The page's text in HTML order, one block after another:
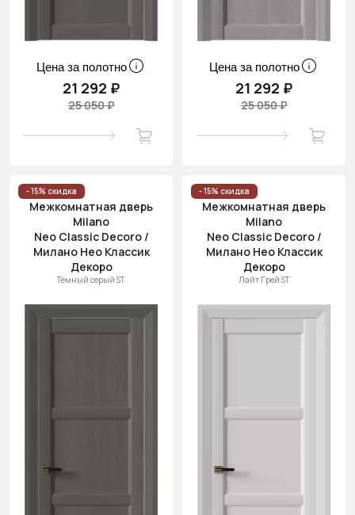
Цена за полотно
21 292 ₽
25 050 ₽
Цена за полотно
21 292 ₽
25 050 ₽
- 15% скидка
Межкомнатная дверь
Milano
Neo Classic Decoro /
Милано Нео Классик
Декоро
Тёмный серый ST
- 15% скидка
Межкомнатная дверь
Milano
Neo Classic Decoro /
Милано Нео Классик
Декоро
Лайт Грей ST